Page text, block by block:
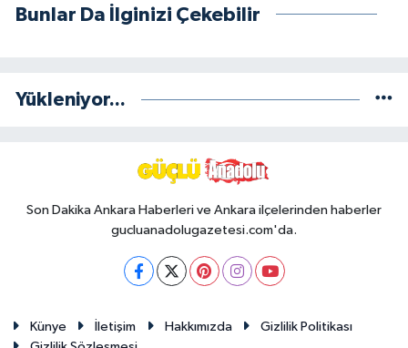
Bunlar Da İlginizi Çekebilir
Yükleniyor...
Son Dakika Ankara Haberleri ve Ankara ilçelerinden haberler
gucluanadolugazetesi.com'da.
Künye İletişim Hakkımızda
Gizlilik Politikası